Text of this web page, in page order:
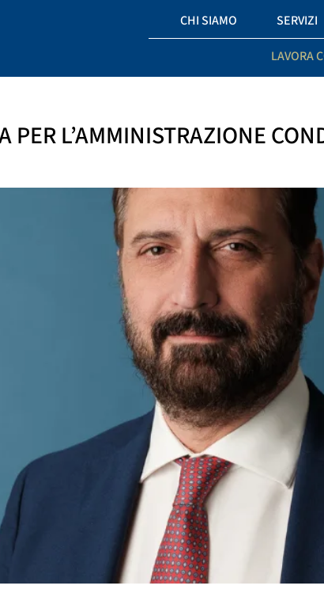
CHI SIAMO SERVIZI
LAVORA
PER L’AMMINISTRAZIONE